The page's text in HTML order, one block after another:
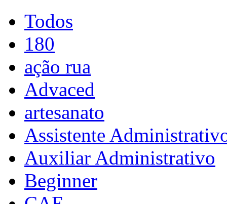
Todos
180
ação rua
Advaced
artesanato
Assistente
Auxiliar Administrativo
Beginner